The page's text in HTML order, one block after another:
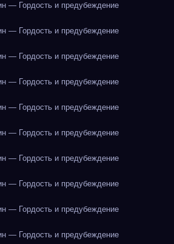
— Гордость и предубеждение
— Гордость и предубеждение
— Гордость и предубеждение
— Гордость и предубеждение
— Гордость и предубеждение
— Гордость и предубеждение
— Гордость и предубеждение
— Гордость и предубеждение
— Гордость и предубеждение
— Гордость и предубеждение